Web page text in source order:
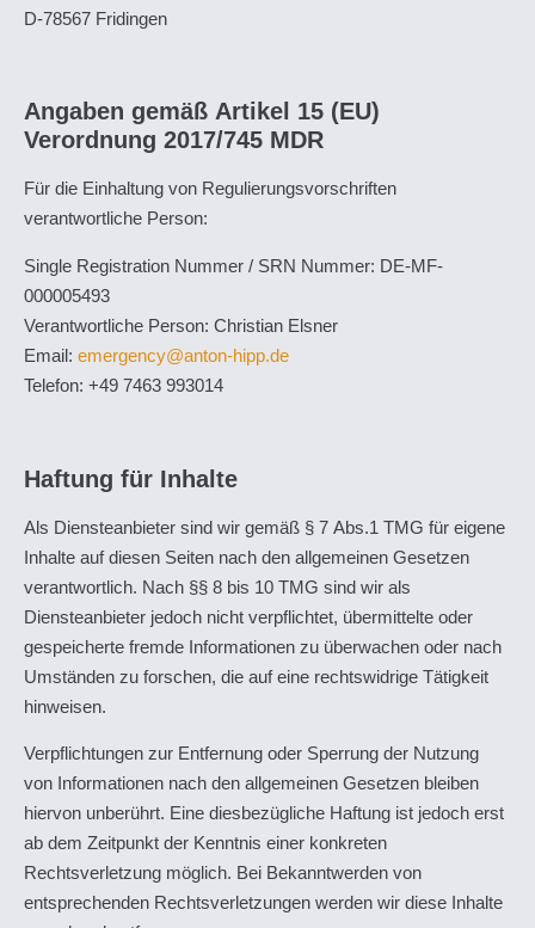
D-78567 Fridingen
Angaben gemäß Artikel 15 (EU)
Verordnung 2017/745 MDR
Für die Einhaltung von Regulierungsvorschriften
verantwortliche Person:
Single Registration Nummer / SRN Nummer: DE-MF-
000005493
Verantwortliche Person: Christian Elsner
Email: emergency@anton-hipp.de
Telefon: +49 7463 993014
Haftung für Inhalte
Als Diensteanbieter sind wir gemäß § 7 Abs.1 TMG für eigene
Inhalte auf diesen Seiten nach den allgemeinen Gesetzen
verantwortlich. Nach §§ 8 bis 10 TMG sind wir als
Diensteanbieter jedoch nicht verpflichtet, übermittelte oder
gespeicherte fremde Informationen zu überwachen oder nach
Umständen zu forschen, die auf eine rechtswidrige Tätigkeit
hinweisen.
Verpflichtungen zur Entfernung oder Sperrung der Nutzung
von Informationen nach den allgemeinen Gesetzen bleiben
hiervon unberührt. Eine diesbezügliche Haftung ist jedoch erst
ab dem Zeitpunkt der Kenntnis einer konkreten
Rechtsverletzung möglich. Bei Bekanntwerden von
entsprechenden Rechtsverletzungen werden wir diese Inhalte